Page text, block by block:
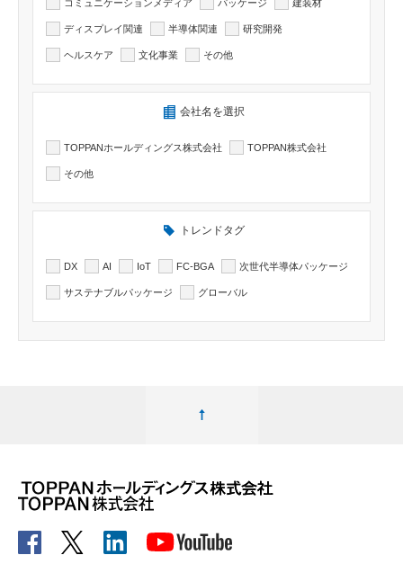
コミュニケーションメディア パッケージ 建装材
ディスプレイ関連 半導体関連 研究開発
ヘルスケア 文化事業 その他
検索したい記事の会社名を選択出来ます
会社名を選択
TOPPANホールディングス株式会社 TOPPAN株式会社
その他
トレンドタグ
DX AI IoT FC-BGA 次世代半導体パッケージ
サステナブルパッケージ グローバル